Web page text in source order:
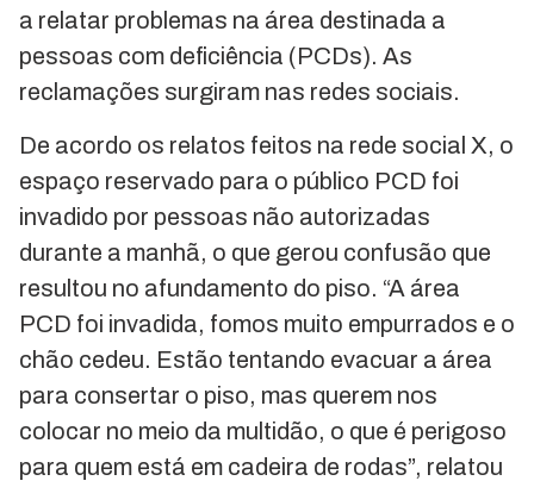
a relatar problemas na área destinada a
pessoas com deficiência (PCDs). As
reclamações surgiram nas redes sociais.
De acordo os relatos feitos na rede social X, o
espaço reservado para o público PCD foi
invadido por pessoas não autorizadas
durante a manhã, o que gerou confusão que
resultou no afundamento do piso. “A área
PCD foi invadida, fomos muito empurrados e o
chão cedeu. Estão tentando evacuar a área
para consertar o piso, mas querem nos
colocar no meio da multidão, o que é perigoso
para quem está em cadeira de rodas”, relatou